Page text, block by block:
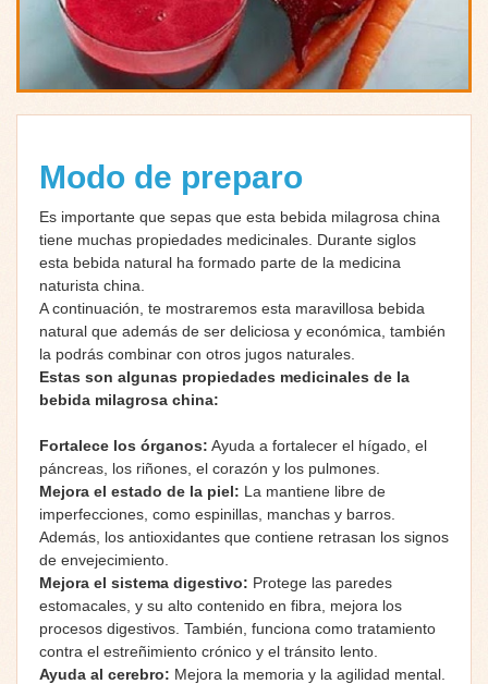
Modo de preparo
Es importante que sepas que esta bebida milagrosa china
tiene muchas propiedades medicinales. Durante siglos
esta bebida natural ha formado parte de la medicina
naturista china.
A continuación, te mostraremos esta maravillosa bebida
natural que además de ser deliciosa y económica, también
la podrás combinar con otros jugos naturales.
Estas son algunas propiedades medicinales de la
bebida milagrosa china:
Fortalece los órganos: Ayuda a fortalecer el hígado, el
páncreas, los riñones, el corazón y los pulmones.
Mejora el estado de la piel: La mantiene libre de
imperfecciones, como espinillas, manchas y barros.
Además, los antioxidantes que contiene retrasan los signos
de envejecimiento.
Mejora el sistema digestivo: Protege las paredes
estomacales, y su alto contenido en fibra, mejora los
procesos digestivos. También, funciona como tratamiento
contra el estreñimiento crónico y el tránsito lento.
Ayuda al cerebro: Mejora la memoria y la agilidad mental.